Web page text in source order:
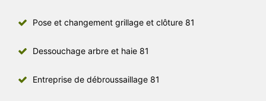
Pose et changement grillage et clôture 81
Dessouchage arbre et haie 81
Entreprise de débroussaillage 81